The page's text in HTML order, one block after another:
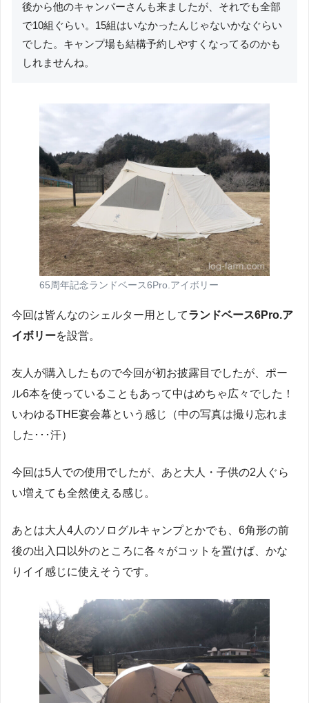
後から他のキャンパーさんも来ましたが、それでも全部
で10組ぐらい。15組はいなかったんじゃないかなぐらい
でした。キャンプ場も結構予約しやすくなってるのかも
しれませんね。
65周年記念ランドベース6Pro.アイボリー
今回は皆んなのシェルター用としてランドベース6Pro.ア
イボリーを設営。
友人が購入したもので今回が初お披露目でしたが、ポー
ル6本を使っていることもあって中はめちゃ広々でした！
いわゆるTHE宴会幕という感じ（中の写真は撮り忘れま
した･･･汗）
今回は5人での使用でしたが、あと大人・子供の2人ぐら
い増えても全然使える感じ。
あとは大人4人のソログルキャンプとかでも、6角形の前
後の出入口以外のところに各々がコットを置けば、かな
りイイ感じに使えそうです。